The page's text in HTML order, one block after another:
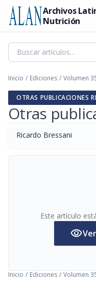
Archivos
Nutrición
Inicio / Ediciones / Volumen
OTRAS PUBLICACIONES
Otras
Ricardo Bressani
Este artículo
visibility
Inicio / Ediciones / Volumen